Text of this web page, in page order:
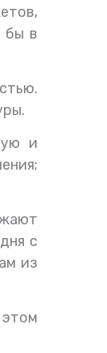
бы в
и
с
из